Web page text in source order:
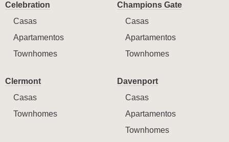
Celebration
Casas
Apartamentos
Townhomes
Champions Gate
Casas
Apartamentos
Townhomes
Clermont
Casas
Townhomes
Davenport
Casas
Apartamentos
Townhomes